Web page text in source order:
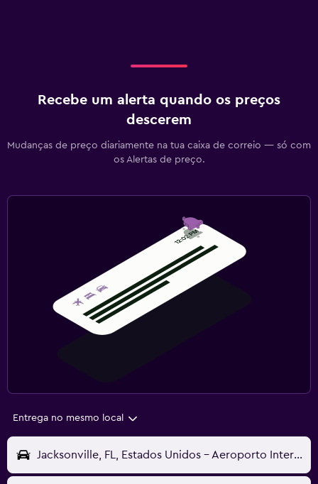
Recebe um alerta quando os preços
descerem
Mudanças de preço diariamente na tua caixa de correio — só com
os Alertas de preço.
Entrega no mesmo local
Jacksonville, FL, Estados Unidos - Aeroporto Internacional de Jacksonville (JAX)